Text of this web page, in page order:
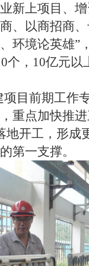
新上项目、
、以商招商
环境论英雄”
个，10亿元
目前期工作
重点加快推
地开工，形成
第一支撑。